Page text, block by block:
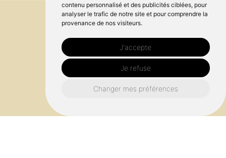
contenu personnalisé et des publicités ciblées, pour
analyser le trafic de notre site et pour comprendre la
provenance de nos visiteurs.
J'accepte
Je refuse
Changer mes préférences